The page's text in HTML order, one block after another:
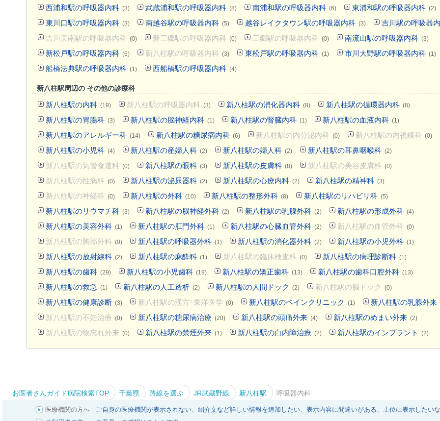
西浦和駅の呼吸器内科 (3) 武蔵浦和駅の呼吸器内科 (8) 南浦和駅の呼吸器内科 (6) 東浦和駅の呼吸器内科 (2)
東川口駅の呼吸器内科 (3) 南越谷駅の呼吸器内科 (5) 越谷レイクタウン駅の呼吸器内科 (3) 吉川駅の呼吸器
吉川美南駅の呼吸器内科 (0) 新三郷駅の呼吸器内科 (0) 三郷駅の呼吸器内科 (0) 南流山駅の呼吸器内科 (3)
新松戸駅の呼吸器内科 (6) 新八柱駅の呼吸器内科 (3) 東松戸駅の呼吸器内科 (1) 市川大野駅の呼吸器内科 (1)
船橋法典駅の呼吸器内科 (1) 西船橋駅の呼吸器内科 (4)
新八柱駅周辺の その他の診療科
新八柱駅の内科 (19) 新八柱駅の呼吸器内科 (3) 新八柱駅の消化器内科 (8) 新八柱駅の循環器内科 (8)
新八柱駅の胃腸科 (3) 新八柱駅の脳神経内科 (1) 新八柱駅の腎臓内科 (1) 新八柱駅の血液内科 (1)
新八柱駅のアレルギー科 (14) 新八柱駅の糖尿病内科 (6) 新八柱駅の内分泌内科 (0) 新八柱駅の内視鏡科 (0)
新八柱駅の小児科 (4) 新八柱駅の産婦人科 (2) 新八柱駅の婦人科 (2) 新八柱駅の耳鼻咽喉科 (2)
新八柱駅の気管食道科 (0) 新八柱駅の眼科 (3) 新八柱駅の皮膚科 (8) 新八柱駅の美容皮膚科 (0)
新八柱駅の性病科 (0) 新八柱駅の泌尿器科 (2) 新八柱駅の心療内科 (2) 新八柱駅の精神科 (3)
新八柱駅の神経科 (0) 新八柱駅の外科 (10) 新八柱駅の整形外科 (8) 新八柱駅のリハビリ科 (5)
新八柱駅のリウマチ科 (3) 新八柱駅の脳神経外科 (2) 新八柱駅の乳腺外科 (2) 新八柱駅の形成外科 (4)
新八柱駅の美容外科 (1) 新八柱駅の肛門外科 (1) 新八柱駅の心臓血管外科 (2) 新八柱駅の血管外科 (0)
新八柱駅の胸部外科 (0) 新八柱駅の呼吸器外科 (1) 新八柱駅の消化器外科 (2) 新八柱駅の小児外科 (1)
新八柱駅の放射線科 (2) 新八柱駅の麻酔科 (1) 新八柱駅の臨床検査科 (0) 新八柱駅の病理診断科 (1)
新八柱駅の歯科 (29) 新八柱駅の小児歯科 (19) 新八柱駅の矯正歯科 (13) 新八柱駅の歯科口腔外科 (13)
新八柱駅の救急 (1) 新八柱駅の人工透析 (2) 新八柱駅の人間ドック (2) 新八柱駅の脳ドック (0)
新八柱駅の健康診断 (3) 新八柱駅の漢方･東洋医学 (0) 新八柱駅のペインクリニック (1) 新八柱駅の乳腺外来
新八柱駅の不妊治療 (0) 新八柱駅の糖尿病治療 (20) 新八柱駅の頭痛外来 (4) 新八柱駅のめまい外来 (2)
新八柱駅の物忘れ外来 (0) 新八柱駅の禁煙外来 (1) 新八柱駅の白内障治療 (2) 新八柱駅のインプラント (2)
お医者さんガイド病院検索TOP 千葉県 路線を選ぶ JR武蔵野線 新八柱駅 呼吸器内科
医療機関の方へ - ご自身の医療機関が表示されない、 紹介文など詳しい情報を追加したい、 表示内容に間違いがある、 上位に表示したい